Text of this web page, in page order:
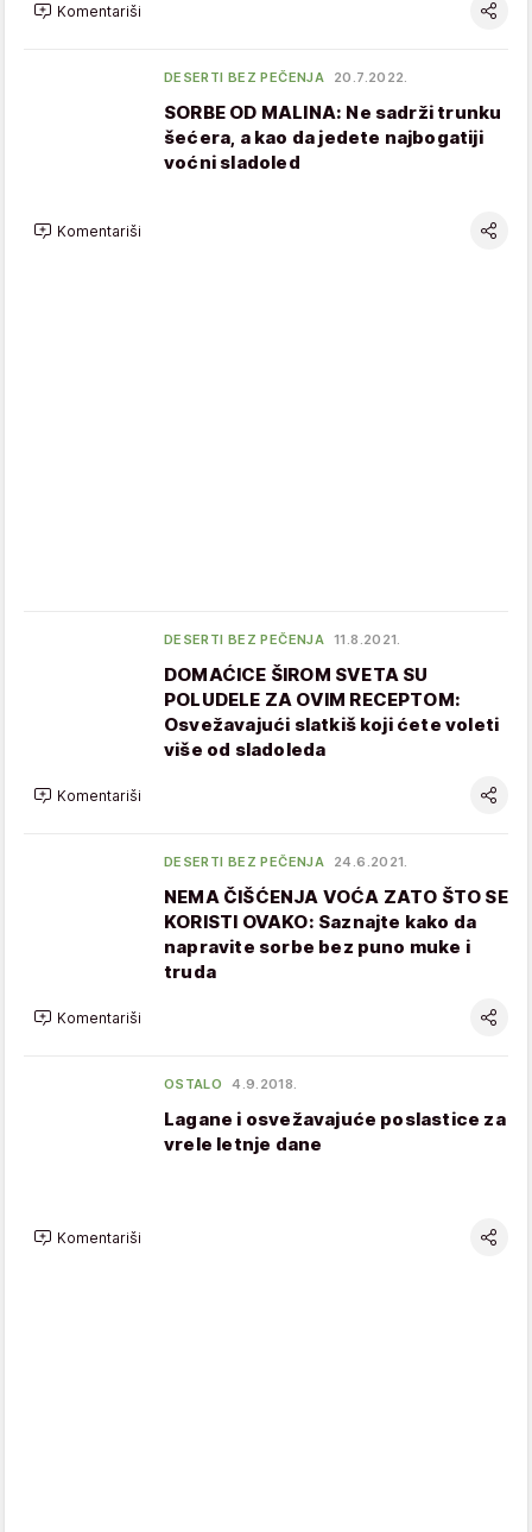
Komentariši
DESERTI BEZ PEČENJA 20.7.2022.
SORBE OD MALINA: Ne sadrži trunku
šećera, a kao da jedete najbogatiji
voćni sladoled
Komentariši
DESERTI BEZ PEČENJA 11.8.2021.
DOMAĆICE ŠIROM SVETA SU
POLUDELE ZA OVIM RECEPTOM:
Osvežavajući slatkiš koji ćete voleti
više od sladoleda
Komentariši
DESERTI BEZ PEČENJA 24.6.2021.
NEMA ČIŠĆENJA VOĆA ZATO ŠTO SE
KORISTI OVAKO: Saznajte kako da
napravite sorbe bez puno muke i
truda
Komentariši
OSTALO 4.9.2018.
Lagane i osvežavajuće poslastice za
vrele letnje dane
Komentariši